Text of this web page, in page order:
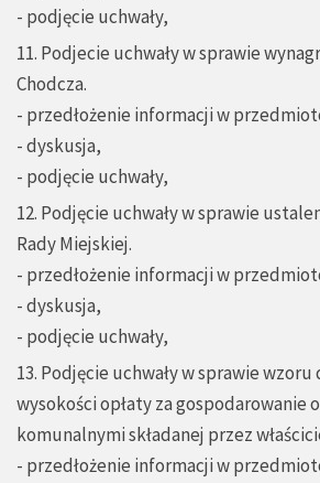
- podjęcie uchwały,
11. Podjecie uchwały w sprawie
Chodcza.
- przedłożenie informacji w
- dyskusja,
- podjęcie uchwały,
12. Podjęcie uchwały w sprawie
Rady Miejskiej.
- przedłożenie informacji w
- dyskusja,
- podjęcie uchwały,
13. Podjęcie uchwały w sprawie
wysokości opłaty za gospodarowanie
komunalnymi składanej przez
- przedłożenie informacji w